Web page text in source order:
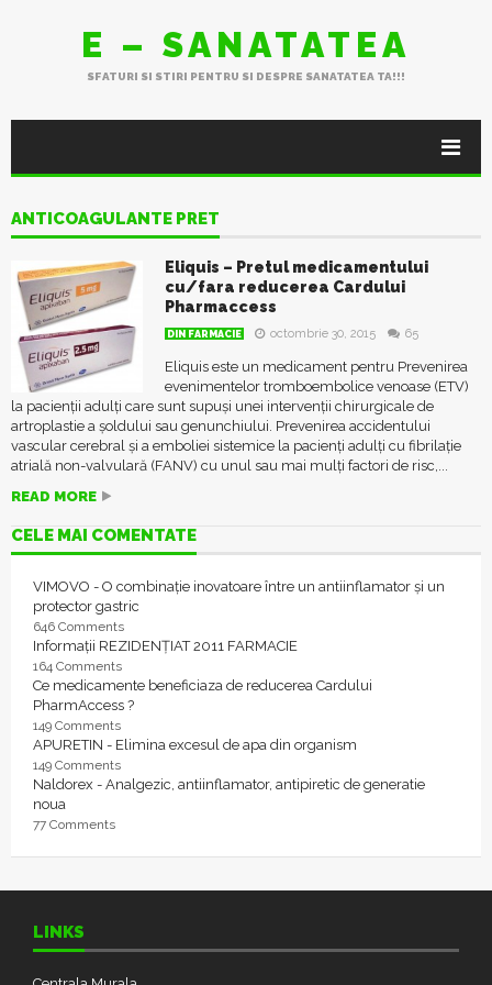
E – SANATATEA
SFATURI SI STIRI PENTRU SI DESPRE SANATATEA TA!!!
ANTICOAGULANTE PRET
Eliquis – Pretul medicamentului
cu/fara reducerea Cardului
Pharmaccess
DIN FARMACIE octombrie 30, 2015 65
Eliquis este un medicament pentru Prevenirea
evenimentelor tromboembolice venoase (ETV)
la pacienţii adulţi care sunt supuşi unei intervenţii chirurgicale de
artroplastie a şoldului sau genunchiului. Prevenirea accidentului
vascular cerebral şi a emboliei sistemice la pacienţi adulţi cu fibrilaţie
atrială non-valvulară (FANV) cu unul sau mai mulţi factori de risc,...
READ MORE
CELE MAI COMENTATE
VIMOVO - O combinație inovatoare între un antiinflamator și un
protector gastric
646 Comments
Informații REZIDENȚIAT 2011 FARMACIE
164 Comments
Ce medicamente beneficiaza de reducerea Cardului
PharmAccess ?
149 Comments
APURETIN - Elimina excesul de apa din organism
149 Comments
Naldorex - Analgezic, antiinflamator, antipiretic de generatie
noua
77 Comments
LINKS